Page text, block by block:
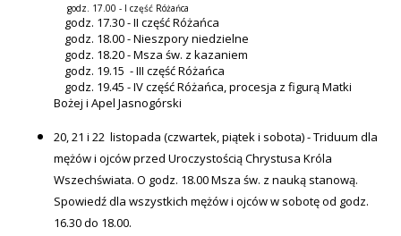
godz. 17.00 - I część Różańca
godz. 17.30 - II część Różańca
godz. 18.00 - Nieszpory niedzielne
godz. 18.20 - Msza św. z kazaniem
godz. 19.15 - III część Różańca
godz. 19.45 - IV część Różańca, procesja z figurą Matki
Bożej i Apel Jasnogórski
20, 21 i 22 listopada (czwartek, piątek i sobota) - Triduum dla
mężów i ojców przed Uroczystością Chrystusa Króla
Wszechświata. O godz. 18.00 Msza św. z nauką stanową.
Spowiedź dla wszystkich mężów i ojców w sobotę od godz.
16.30 do 18.00.